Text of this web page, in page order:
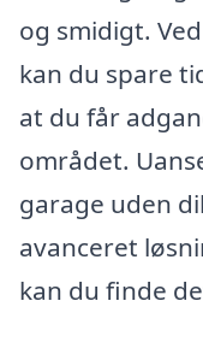
og smidigt.
kan du spare
at du får
området.
garage uden
avanceret
kan du finde